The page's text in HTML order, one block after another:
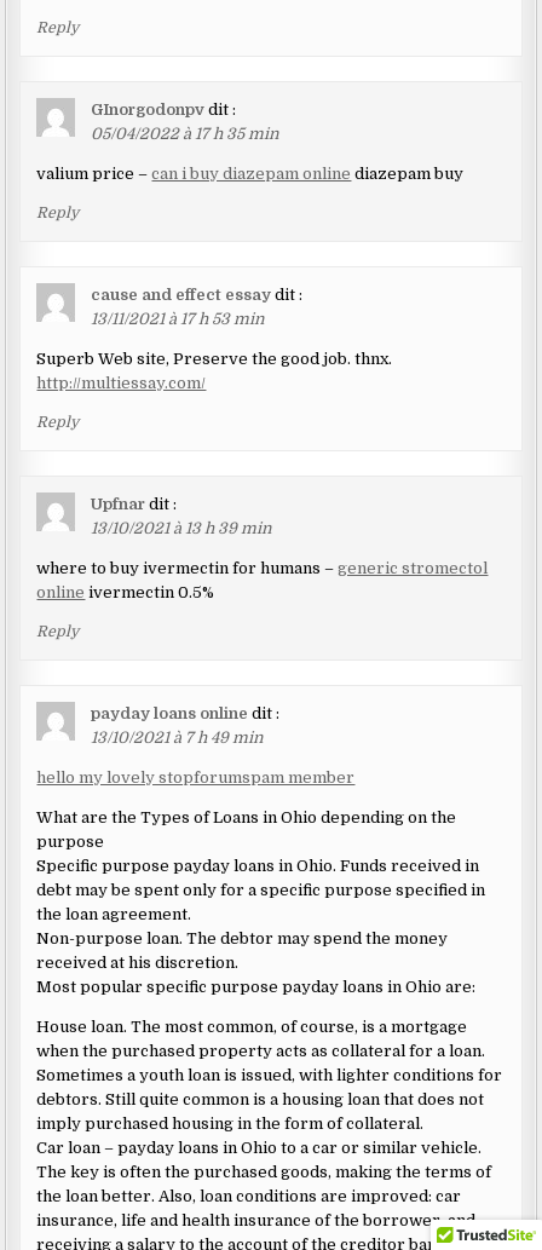
Reply
GInorgodonpv dit :
05/04/2022 à 17 h 35 min
valium price –can i buy diazepam online diazepam buy
Reply
cause and effect essay dit :
13/11/2021 à 17 h 53 min
Superb Web site, Preserve the good job. thnx.
http://multiessay.com/
Reply
Upfnar dit :
13/10/2021 à 13 h 39 min
where to buy ivermectin for humans –generic stromectol
online ivermectin 0.5%
Reply
payday loans online dit :
13/10/2021 à 7 h 49 min
hello my lovely stopforumspam member
What are the Types of Loans in Ohio depending on the
purpose
Specific purpose payday loans in Ohio. Funds received in
debt may be spent only for a specific purpose specified in
the loan agreement.
Non-purpose loan. The debtor may spend the money
received at his discretion.
Most popular specific purpose payday loans in Ohio are:
House loan. The most common, of course, is a mortgage
when the purchased property acts as collateral for a loan.
Sometimes a youth loan is issued, with lighter conditions for
debtors. Still quite common is a housing loan that does not
imply purchased housing in the form of collateral.
Car loan – payday loans in Ohio to a car or similar vehicle.
The key is often the purchased goods, making the terms of
the loan better. Also, loan conditions are improved: car
insurance, life and health insurance of the borrower, and
receiving a salary to the account of the creditor bank.